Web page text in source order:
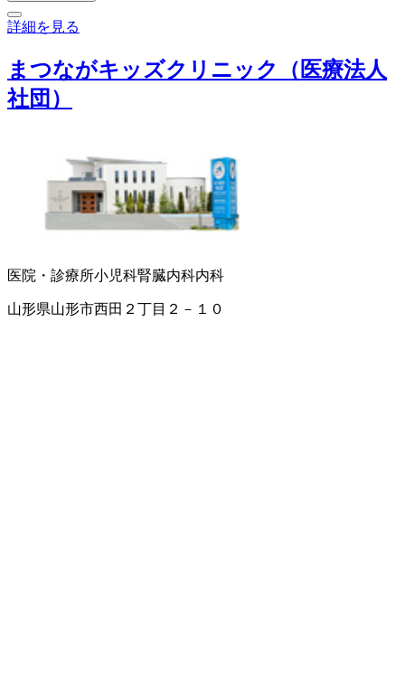
詳細を見る
まつながキッズクリニック（医療法人
社団）
医院・診療所小児科腎臓内科内科
山形県山形市西田２丁目２－１０